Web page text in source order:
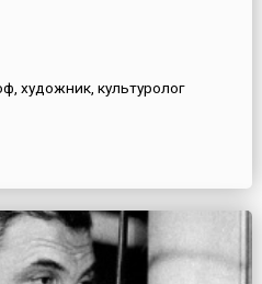
художник, культуролог